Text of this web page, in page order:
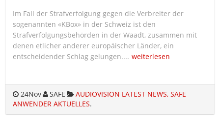
Im Fall der Strafverfolgung gegen die Verbreiter der
sogenannten «KBox» in der Schweiz ist den
Strafverfolgungsbehörden in der Waadt, zusammen mit
denen etlicher anderer europäischer Länder, ein
entscheidender Schlag gelungen.... weiterlesen
24Nov SAFE
AUDIOVISION LATEST NEWS, SAFE
ANWENDER AKTUELLES.